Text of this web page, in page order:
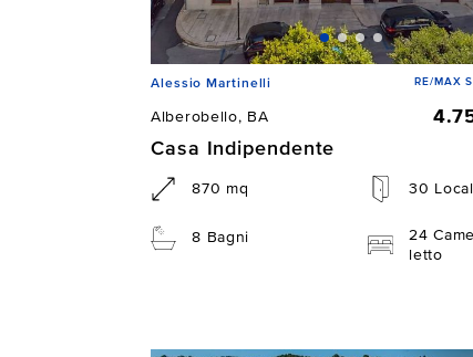
Alessio Martinelli RE/MAX
Alberobello, BA
Casa Indipendente
870 mq 30
8 Bagni
24
letto